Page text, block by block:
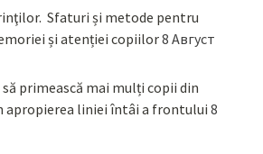
Sfaturi și metode pentru
și atenției copiilor8 Август
primească mai mulți copii din
apropierea liniei întâi a frontului 8